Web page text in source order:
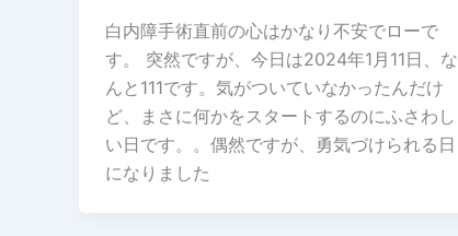
白内障手術直前の心はかなり不安でローで
す。 突然ですが、今日は2024年1月11日、な
んと111です。気がついていなかったんだけ
ど、まさに何かをスタートするのにふさわし
い日です。。偶然ですが、勇気づけられる日
になりました